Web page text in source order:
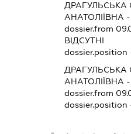
ДРАГУЛЬСЬКА
АНАТОЛІЇВНА -
dossier.from
ВІДСУТНІ
dossier.position
ДРАГУЛЬСЬКА
АНАТОЛІЇВНА -
dossier.from
dossier.position